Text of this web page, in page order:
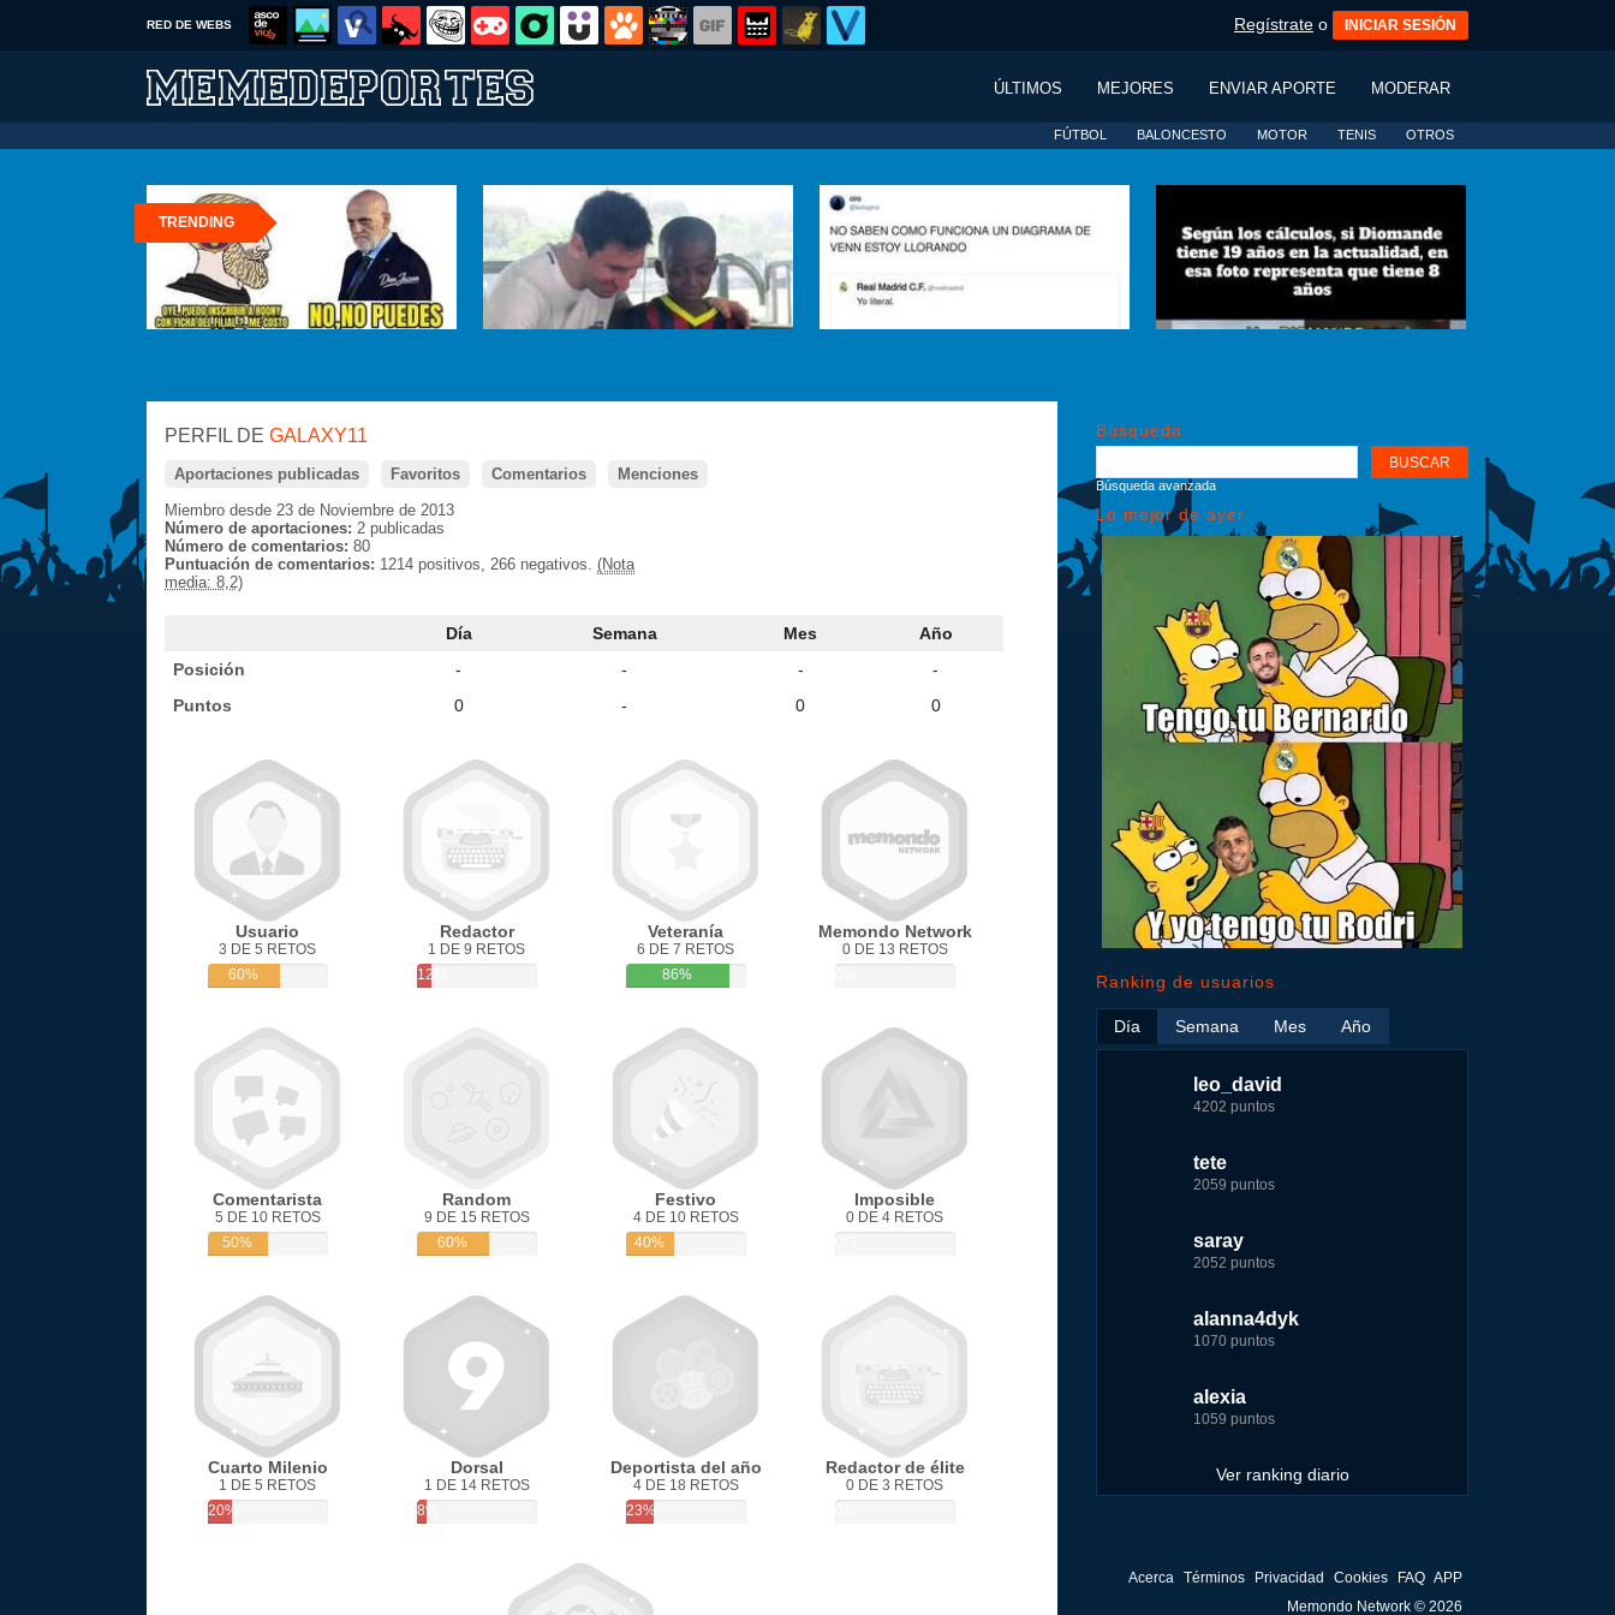
RED DE WEBS Regístrate o INICIAR SESIÓN
ÚLTIMOS MEJORES ENVIAR APORTE MODERAR
FÚTBOL BALONCESTO MOTOR TENIS OTROS
TRENDING
PERFIL DE GALAXY11
Aportaciones publicadas Favoritos Comentarios
Menciones
Miembro desde 23 de Noviembre de 2013
Número de aportaciones: 2 publicadas
Número de comentarios: 80
Puntuación de comentarios: 1214 positivos, 266 negativos. (Nota
media: 8,2)
Día Semana Mes
Año
Posición
- - -
-
Puntos
0 - 0 0
Usuario
3 DE 5 RETOS
60%
Redactor
1 DE 9 RETOS
12%
Veteranía
6 DE 7 RETOS
86%
Memondo Network
0 DE 13 RETOS
Comentarista
5 DE 10 RETOS
50%
Random
9 DE 15 RETOS
60%
Festivo
4 DE 10 RETOS
40%
Imposible
0 DE 4 RETOS
Cuarto Milenio
1 DE 5 RETOS
20%
Dorsal
1 DE 14 RETOS
8%
Deportista del año
4 DE 18 RETOS
23%
Redactor de élite
0 DE 3 RETOS
Búsqueda
Búsqueda avanzada
Lo mejor de ayer
Ranking de usuarios
Día
leo_david
4202 puntos
tete
2059 puntos
saray
2052 puntos
alanna4dyk
1070 puntos
alexia
1059 puntos
Ver ranking diario
Semana
leo_david
21926 puntos
fer
7229 puntos
tete
6233 puntos
123dale
5192 puntos
saray
5183 puntos
Mes
leo_david
33385 puntos
jeremy_malpieu
15444 puntos
tete
8301 puntos
123dale
8290 puntos
fer
8283 puntos
Año
nomedigas
339916 puntos
jeremy_malpieu
263186 puntos
Baba
252929 puntos
john
244881 puntos
fer
236750 puntos
Acerca Términos Privacidad Cookies FAQ APP
Memondo Network © 2026